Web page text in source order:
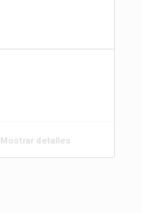
Mostrar detalles